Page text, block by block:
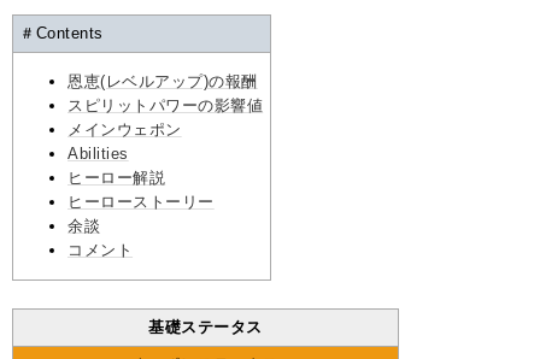
＃Contents
恩恵(レベルアップ)の報酬
スピリットパワーの影響値
メインウェポン
Abilities
ヒーロー解説
ヒーローストーリー
余談
コメント
基礎ステータス